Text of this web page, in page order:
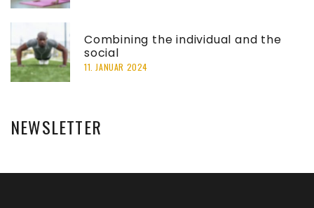
Combining the individual and the
social
11. JANUAR 2024
NEWSLETTER